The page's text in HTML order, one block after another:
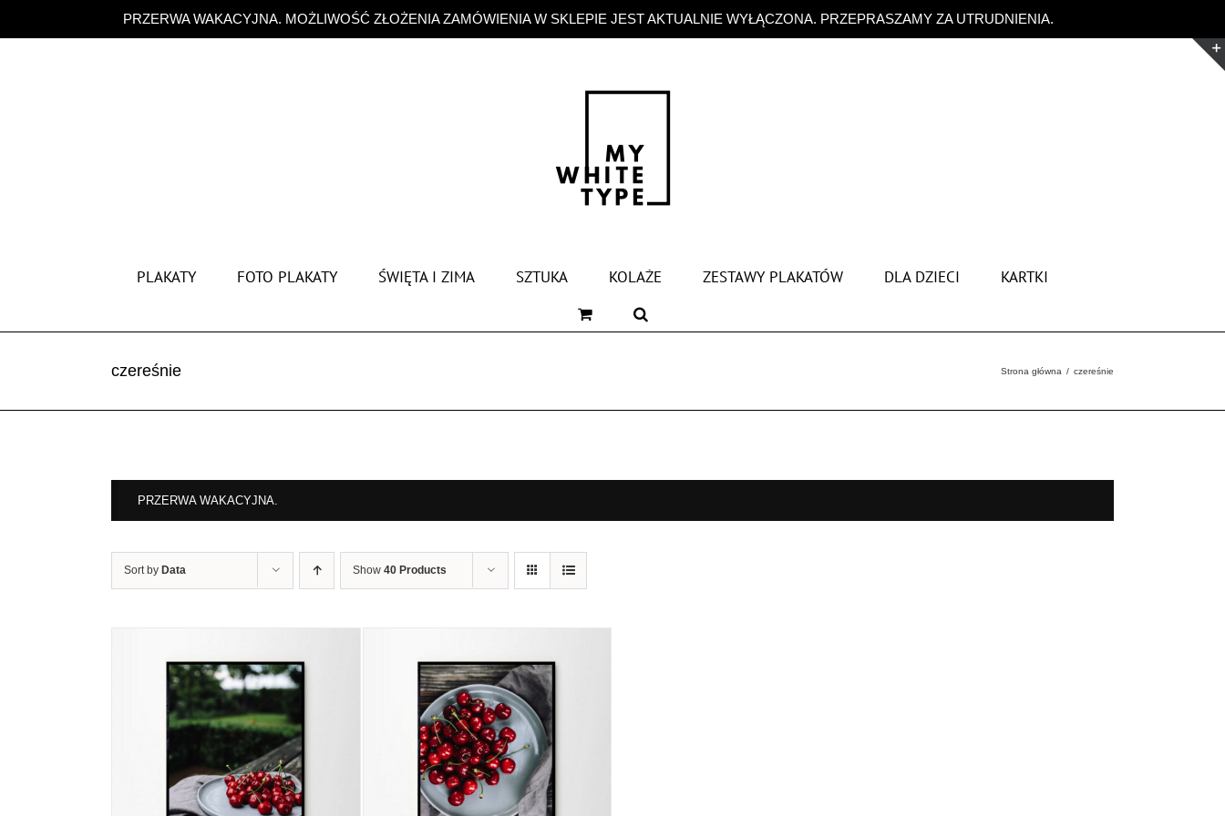
PRZERWA WAKACYJNA. MOŻLIWOŚĆ ZŁOŻENIA ZAMÓWIENIA W SKLEPIE JEST AKTUALNIE WYŁĄCZONA. PRZEPRASZAMY ZA UTRUDNIENIA.
zawartości
PLAKATY FOTO PLAKATY ŚWIĘTA I ZIMA SZTUKA KOLAŻE ZESTAWY PLAKATÓW DLA DZIECI KARTKI
czereśnie Strona główna czereśnie
PRZERWA WAKACYJNA.
Sort by Data Show 40 Products